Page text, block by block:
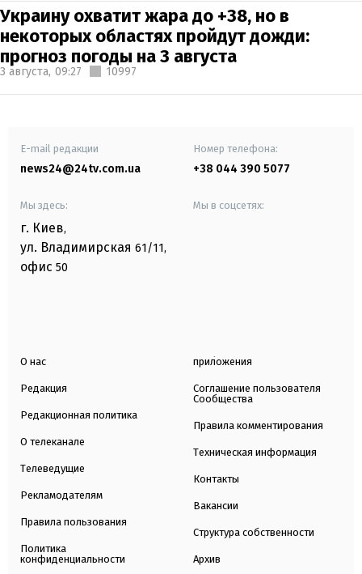
Украину охватит жара до +38, но в
некоторых областях пройдут дожди:
прогноз погоды на 3 августа
3 августа, 09:27 10997
E-mail редакции
news24@24tv.com.ua
Номер телефона:
+38 044 390 5077
Мы здесь:
г. Киев,
ул. Владимирская 61/11,
офис 50
Мы в соцсетях:
О нас
Редакция
Редакционная политика
О телеканале
Телеведущие
Рекламодателям
Правила пользования
Политика
конфиденциальности
приложения
Соглашение пользователя
Сообщества
Правила комментирования
Техническая информация
Контакты
Вакансии
Структура собственности
Архив